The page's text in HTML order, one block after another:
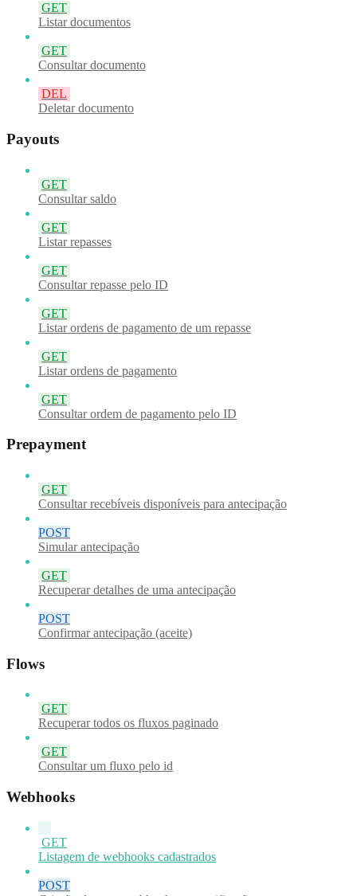
GET
Listar documentos
GET
Consultar documento
DEL
Deletar documento
Payouts
GET
Consultar saldo
GET
Listar repasses
GET
Consultar repasse pelo ID
GET
Listar ordens de pagamento de um repasse
GET
Listar ordens de pagamento
GET
Consultar ordem de pagamento pelo ID
Prepayment
GET
Consultar recebíveis disponíveis para antecipação
POST
Simular antecipação
GET
Recuperar detalhes de uma antecipação
POST
Confirmar antecipação (aceite)
Flows
GET
Recuperar todos os fluxos paginado
GET
Consultar um fluxo pelo id
Webhooks
GET
Listagem de webhooks cadastrados
POST